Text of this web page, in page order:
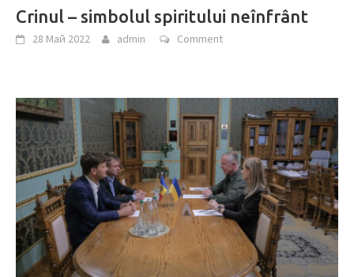
Crinul – simbolul spiritului neînfrânt
28 Май 2022 admin Comment